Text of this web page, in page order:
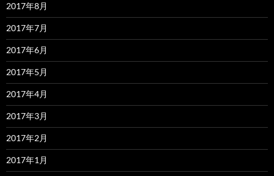
2017年8月
2017年7月
2017年6月
2017年5月
2017年4月
2017年3月
2017年2月
2017年1月